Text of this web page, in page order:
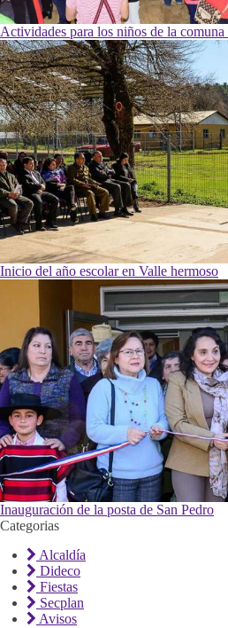
Actividades para los niños de la
Inicio del año escolar en Valle hermoso
Inauguración de la posta de San Pedro
Categorias
Alcaldía
Dideco
Fiestas
Secplan
Avisos